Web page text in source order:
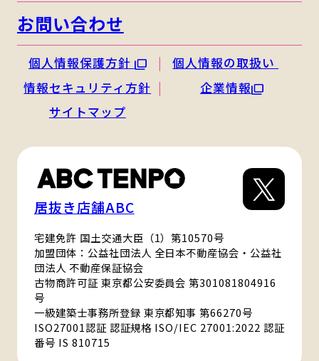
お問い合わせ
個人情報保護方針
個人情報の取扱い
情報セキュリティ方針
企業情報
サイトマップ
居抜き店舗ABC
宅建免許 国土交通大臣（1）第10570号
加盟団体：公益社団法人 全日本不動産協会・公益社
団法人 不動産保証協会
古物商許可証 東京都公安委員会 第301081804916
号
一級建築士事務所登録 東京都知事 第66270号
ISO27001認証 認証規格 ISO/IEC 27001:2022 認証
番号 IS 810715